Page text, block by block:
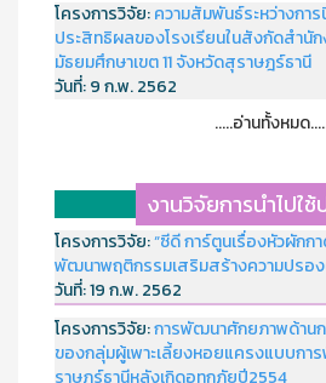
โครงการวิจัย:ความสัมพันธ์ระหว่างกา
ประสิทธิผลของโรงเรียนในสังกัดสำนั
มัธยมศึกษาเขต 11 จังหวัดสุราษฎร์ธานี
วันที่:9 ก.พ. 2562
.....อ่านทั้งหมด
งานวิจัยการนำไปใช้
โครงการวิจัย:“ซีดี การ์ตูนเรื่องหัวผักก
พัฒนาพฤติกรรมเสริมสร้างความปรอ
วันที่:19 ก.พ. 2562
โครงการวิจัย:การพัฒนาศักยภาพด้าน
ของกลุ่มผู้เพาะเลี้ยงหอยแครงแบบกา
ราษฏร์ธานีหลังเกิดอุทกภัยปี2554